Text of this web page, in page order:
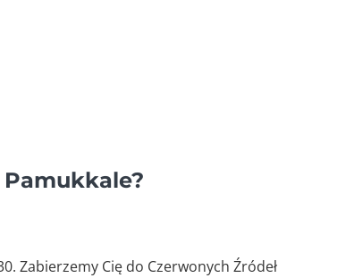
Zabierzemy Cię do Czerwonych Źródeł